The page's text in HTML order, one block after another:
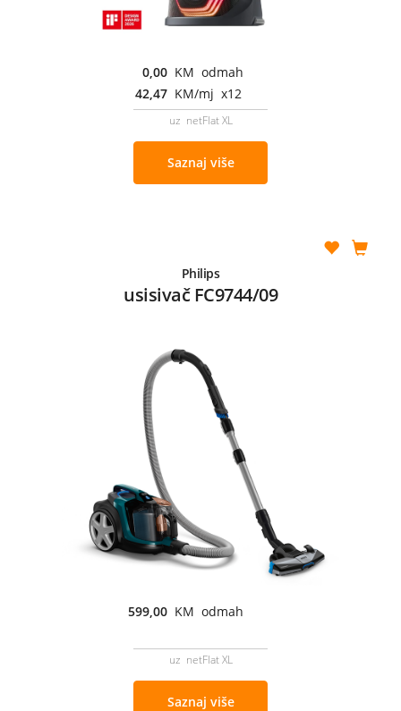
0,00 KM odmah
42,47 KM/mj x12
uz netFlat XL
Saznaj više
Philips
usisivač FC9744/09
599,00 KM odmah
uz netFlat XL
Saznaj više